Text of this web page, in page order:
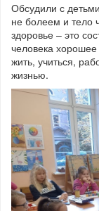
Обсудили с
не болеем и тело
здоровье – это
человека хорошее
жить, учиться,
жизнью.